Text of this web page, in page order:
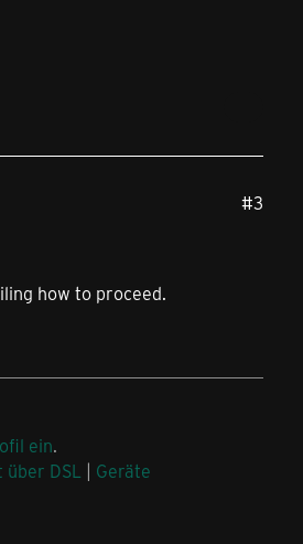
#3
how to proceed.
ein.
DSL | Geräte